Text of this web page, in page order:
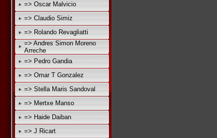
=> Oscar Malvicio
=> Claudio Simiz
=> Rolando Revagliatti
=> Andres Simon Moreno
Arreche
=> Pedro Gandia
=> Omar T Gonzalez
=> Stella Maris Sandoval
=> Mertxe Manso
=> Haide Daiban
=> J Ricart